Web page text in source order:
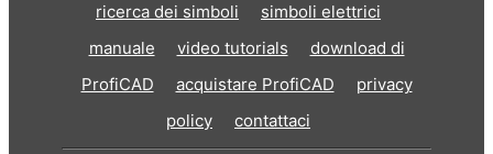
ricerca dei simboli
simboli elettrici
manuale
video tutorials
download di
ProfiCAD
acquistare ProfiCAD
privacy
policy
contattaci